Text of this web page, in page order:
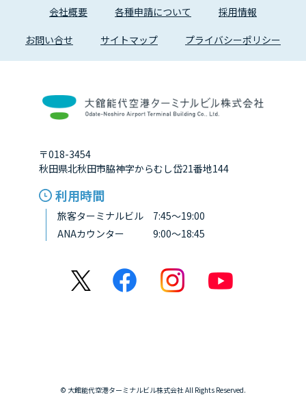
会社概要 各種申請について 採用情報
お問い合せ サイトマップ プライバシーポリシー
〒018-3454
秋田県北秋田市脇神字からむし岱21番地144
利用時間
旅客ターミナルビル 7:45～19:00
ANAカウンター 9:00～18:45
© 大館能代空港ターミナルビル株式会社 All Rights Reserved.